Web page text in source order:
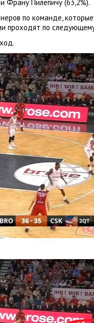
Франу Пилепичу (63,2%).
по команде,
проходят по